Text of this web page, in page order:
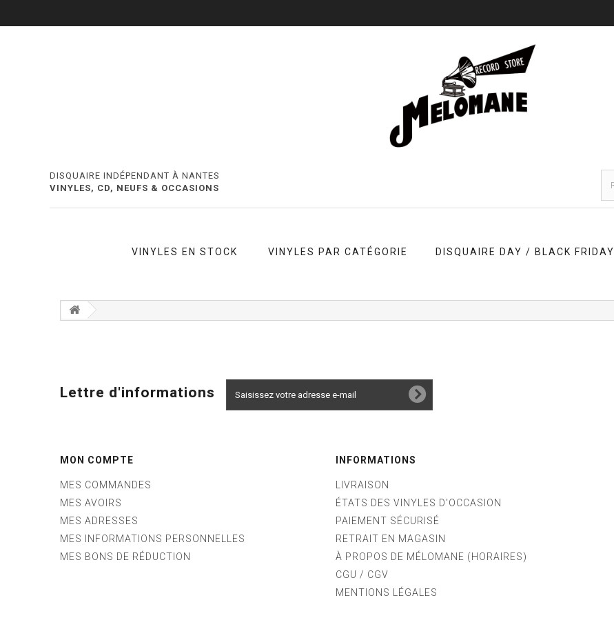
DISQUAIRE INDÉPENDANT À NANTES
VINYLES, CD, NEUFS & OCCASIONS
VINYLES EN STOCK VINYLES PAR CATÉGORIE DISQUAIRE DAY / BLACK FRIDAY
Lettre d'informations
MON COMPTE
MES COMMANDES
MES AVOIRS
MES ADRESSES
MES INFORMATIONS PERSONNELLES
MES BONS DE RÉDUCTION
INFORMATIONS
LIVRAISON
ÉTATS DES VINYLES D'OCCASION
PAIEMENT SÉCURISÉ
RETRAIT EN MAGASIN
À PROPOS DE MÉLOMANE (HORAIRES)
CGU / CGV
MENTIONS LÉGALES